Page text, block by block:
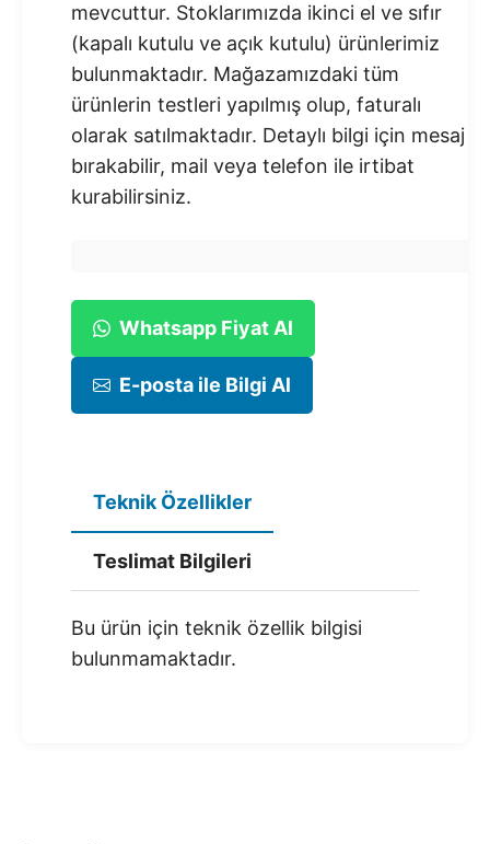
mevcuttur. Stoklarımızda ikinci el ve sıfır
(kapalı kutulu ve açık kutulu) ürünlerimiz
bulunmaktadır.​ Mağazamızdaki tüm
ürünlerin testleri yapılmış olup, faturalı
olarak satılmaktadır. Detaylı bilgi için mesaj
bırakabilir, mail veya telefon ile irtibat
kurabilirsiniz.
Whatsapp Fiyat Al
E-posta ile Bilgi Al
Teknik Özellikler
Teslimat Bilgileri
Bu ürün için teknik özellik bilgisi
bulunmamaktadır.